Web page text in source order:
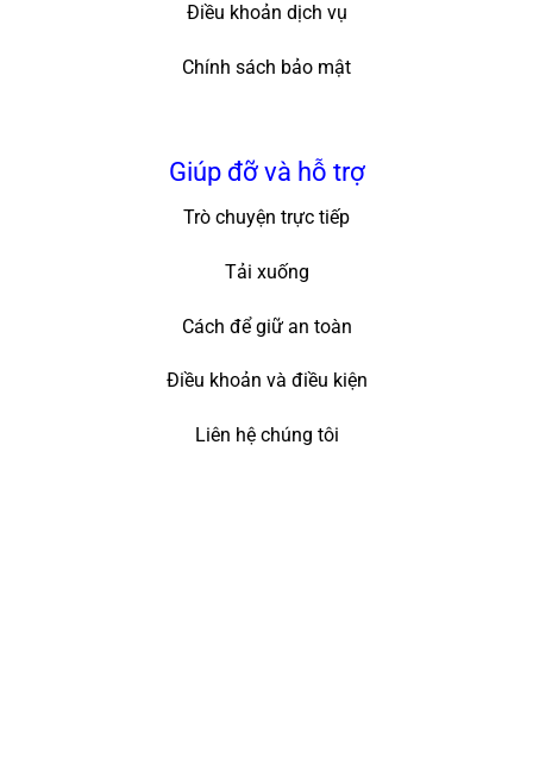
Điều khoản dịch vụ
Chính sách bảo mật
Giúp đỡ và hỗ trợ
Trò chuyện trực tiếp
Tải xuống
Cách để giữ an toàn
Điều khoản và điều kiện
Liên hệ chúng tôi